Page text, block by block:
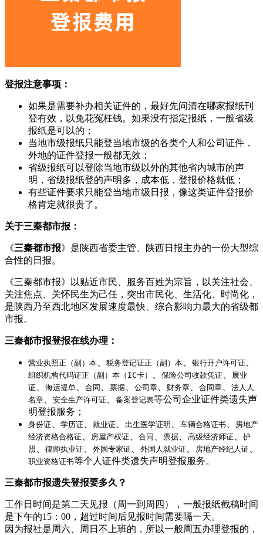
登报注意事项：
如果是需要补办相关证件的，最好先问清在哪家报纸刊
登有效，以免花冤枉钱。如果没有指定报纸，一般省级
报纸是可以的；
当地市级报纸只能登当地市级的各类个人和公司证件，
外地的证件登报一般都无效；
省级报纸可以登除当地市级以外的其他省内城市的声
明，省级报纸登的声明多，成本低，登报价格就低；
有些证件要求只能登当地市级日报，像这类证件登报价
格肯定就很贵了。
关于三秦都市报：
《三秦都市报》是陕西省委主管、陕西日报主办的一份大型综
合性的日报。
《三秦都市报》以贴近市民、服务百姓为宗旨，以关注社会、
关注焦点、关怀民生为己任，突出市民化、生活化、时尚化，
是陕西乃至西北地区发展速度最快、综合影响力最大的省级都
市报。
三秦都市报登报在线办理：
营业执照正（副）本 税务登记证正（副）本 银行开户许可证
组织机构代码证正（副）本（IC卡） 保险公司收款凭证
展业
证
海运提单 合同 票据 公司章 财务章 合同章
法人人
名章
安全生产许可证 备案登记表等公司企业证件类遗失声
明登报服务；
身份证 学历证 就业证 出生医学证明 车辆合格证书
房地产
经济资格合格证
房屋产权证 合同 票据 高级经济师证
护
照
律师执业证 外国专家证 外国人就业证 房地产经纪人证
职业资格证书等个人证件类遗失声明登报服务。
三秦都市报遗失登报要多久？
工作日时间是第二天见报（周一到周四），一般报纸截稿时间
是下午的15：00，超过时间后见报时间需要隔一天。
因为报社是周六、周日不上班的，所以一般周五办理登报的，